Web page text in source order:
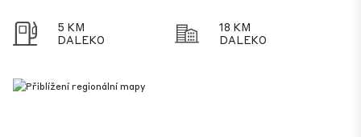
5 KM
DALEKO
18 KM
DALEKO